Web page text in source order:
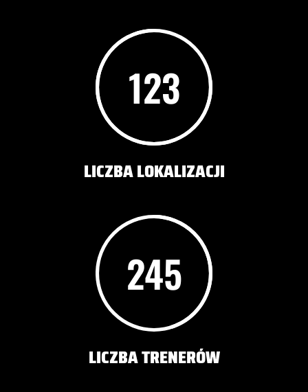
123
LICZBA LOKALIZACJI
245
LICZBA TRENERÓW